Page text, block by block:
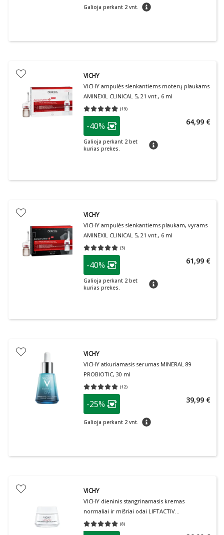
Galioja perkant 2 vnt. patarimas
VICHY
VICHY ampulės slenkantiems moterų plaukams
AMINEXIL CLINICAL 5, 21 vnt., 6 ml
(19)
Vidutinis įvertinimas 4.95
patarimas
Lojalumo klubo narių nuolaida
-40%
Galioja perkant 2 bet
kurias prekes.
patarimas
64,99 €
VICHY
VICHY ampulės slenkantiems plaukam, vyrams
AMINEXIL CLINICAL 5, 21 vnt., 6 ml
(3)
Vidutinis įvertinimas 5.00
patarimas
Lojalumo klubo narių nuolaida
-40%
Galioja perkant 2 bet
kurias prekes.
patarimas
61,99 €
VICHY
VICHY atkuriamasis serumas MINERAL 89
PROBIOTIC, 30 ml
(12)
Vidutinis įvertinimas 5.00
patarimas
Lojalumo klubo narių nuolaida
-25%
Galioja perkant 2 vnt. patarimas
39,99 €
VICHY
VICHY dieninis stangrinamasis kremas
normaliai ir mišriai odai LIFTACTIV
HYALURONIC SPECIALIST H.A., 50 ml
(8)
Vidutinis įvertinimas 5.00